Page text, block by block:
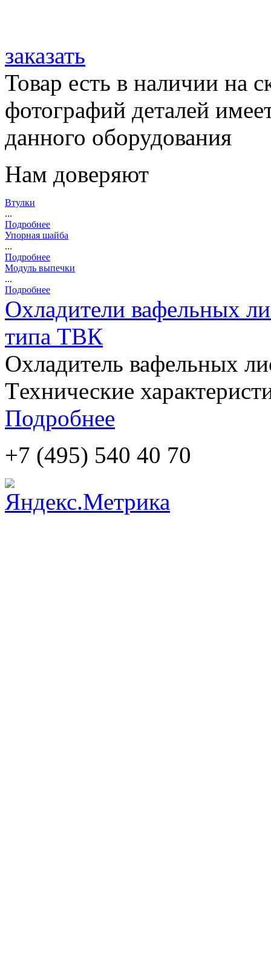
заказать
Товар есть в наличии на
фотографий деталей
данного оборудования
Нам доверяют
Втулки
...
Подробнее
Упорная шайба
...
Подробнее
Модуль выпечки
...
Подробнее
Охладители вафельных
типа ТВК
Охладитель вафельных
Tехнические
Подробнее
+7 (495) 540 40 70